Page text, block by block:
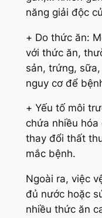
năng giải độc
+ Do thức ăn:
với thức ăn,
sản, trứng,
nguy cơ để
+ Yếu tố môi
chứa nhiều
thay đổi thất
mắc bệnh.
Ngoài ra, việc
đủ nước hoặc
nhiều thức ăn